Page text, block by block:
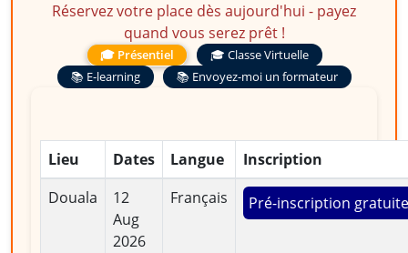
Réservez votre place dès aujourd'hui - payez
quand vous serez prêt !
🎓 Présentiel
🎓 Classe Virtuelle
📚 E-learning
📚 Envoyez-moi un formateur
Lieu Dates Langue
Inscription
Douala
12
Aug
2026
Français Pré-inscription gratuite